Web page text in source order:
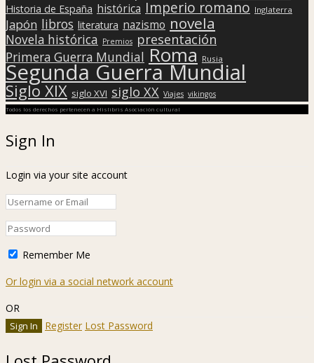
Todos los derechos pertenecen a Hislibris Asociación cultural
Sign In
Login via your site account
Register
Please enter your username or email address. You will receive a
link to create a new password via email.